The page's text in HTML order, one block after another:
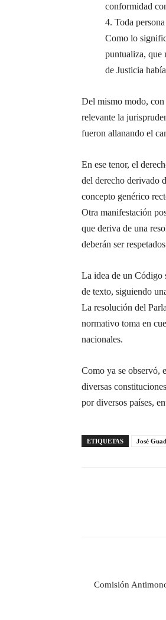
conformidad
4. Toda
Como lo
puntualiza, que
de Justicia
Del mismo modo, con
relevante la
fueron allanando el
En ese tenor, el
del derecho derivado
concepto genérico
Otra manifestación
que deriva de una
deberán ser
La idea de un Código
de texto, siguiendo
La resolución del
normativo toma en
nacionales.
Como ya se observó,
diversas
por diversos países,
ETIQUETAS José
Comisión